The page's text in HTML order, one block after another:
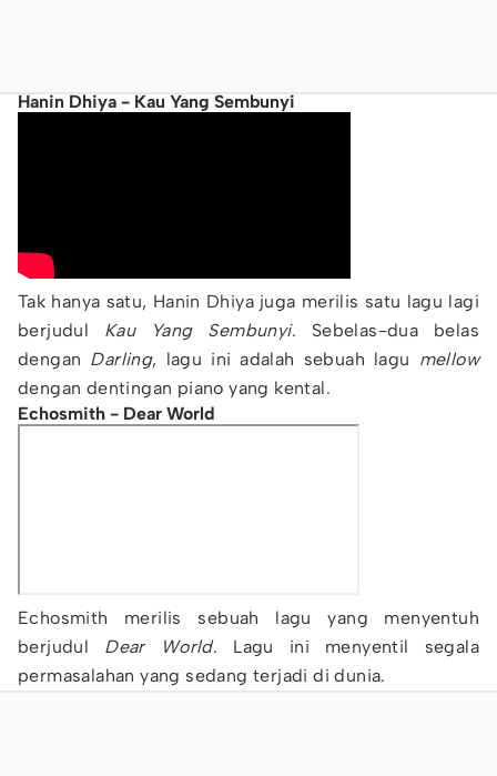
Hanin Dhiya - Kau Yang Sembunyi
Tak hanya satu, Hanin Dhiya juga merilis satu lagu lagi
berjudul Kau Yang Sembunyi. Sebelas-dua belas
dengan Darling, lagu ini adalah sebuah lagu mellow
dengan dentingan piano yang kental.
Echosmith - Dear World
Echosmith merilis sebuah lagu yang menyentuh
berjudul Dear World. Lagu ini menyentil segala
permasalahan yang sedang terjadi di dunia.